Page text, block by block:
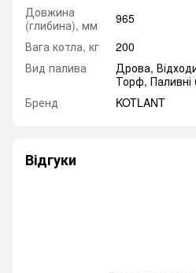
Довжина
(глибина), мм
965
Вага котла, кг
200
Вид палива
Дрова,
Торф, Паливні
Бренд
KOTLANT
Відгуки